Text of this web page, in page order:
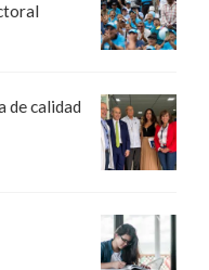
de calidad